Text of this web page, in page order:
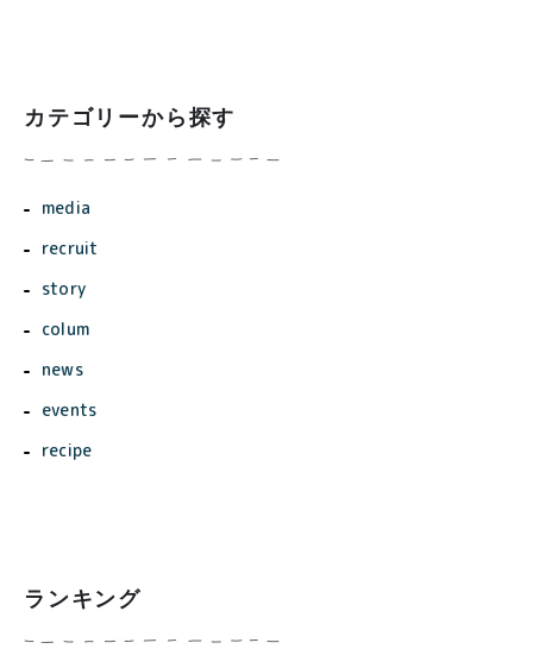
カテゴリーから探す
media
recruit
story
colum
news
events
recipe
ランキング